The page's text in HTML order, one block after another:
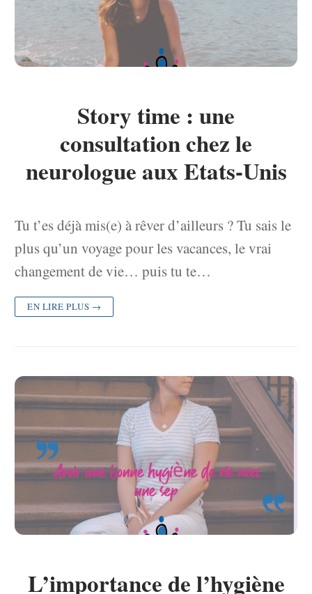
Story time : une
consultation chez le
neurologue aux Etats-Unis
Tu t’es déjà mis(e) à rêver d’ailleurs ? Tu sais le
plus qu’un voyage pour les vacances, le vrai
changement de vie… puis tu te…
EN LIRE PLUS →
L’importance de l’hygiène